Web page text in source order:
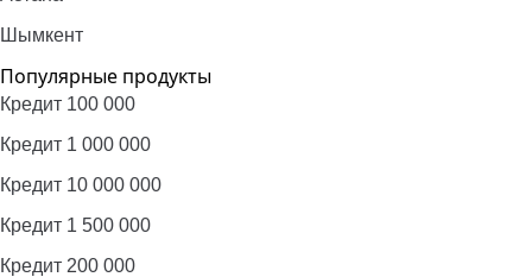
Шымкент
Популярные продукты
Кредит 100 000
Кредит 1 000 000
Кредит 10 000 000
Кредит 1 500 000
Кредит 200 000